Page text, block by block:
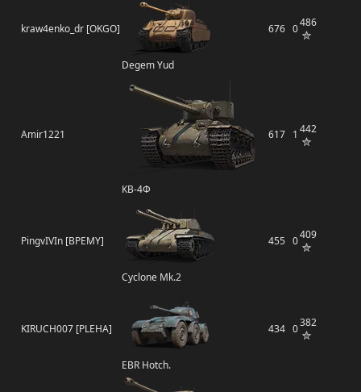
kraw4enko_dr [OKGO]
Degem Yud
676 0486
Amir1221
КВ-4Ф
617 1 442
PingvIVIn [BPEMY]
Cyclone Mk.2
455 0409
KIRUCH007 [PLEHA]
EBR Hotch.
434 0382